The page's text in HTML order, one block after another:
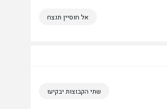
אל חוסיין תנצח
שתי הקבוצות יבקיעו